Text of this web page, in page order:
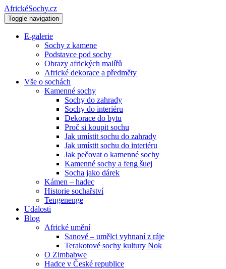
AfrickéSochy.cz
Toggle navigation
E-galerie
Sochy z kamene
Podstavce pod sochy
Obrazy afrických malířů
Africké dekorace a předměty
Vše o sochách
Kamenné sochy
Sochy do zahrady
Sochy do interiéru
Dekorace do bytu
Proč si koupit sochu
Jak umístit sochu do zahrady
Jak umístit sochu do interiéru
Jak pečovat o kamenné sochy
Kamenné sochy a feng šuej
Socha jako dárek
Kámen – hadec
Historie sochařství
Tengenenge
Události
Blog
Africké umění
Sanové – umělci vyhnaní z ráje
Terakotové sochy kultury Nok
O Zimbabwe
Hadce v České republice